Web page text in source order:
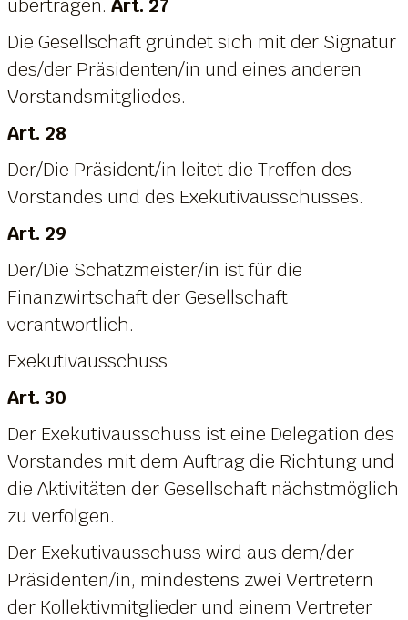
übertragen. Art. 27
Die Gesellschaft gründet sich mit der Signatur
des/der Präsidenten/in und eines anderen
Vorstandsmitgliedes.
Art. 28
Der/Die Präsident/in leitet die Treffen des
Vorstandes und des Exekutivausschusses.
Art. 29
Der/Die Schatzmeister/in ist für die
Finanzwirtschaft der Gesellschaft
verantwortlich.
Exekutivausschuss
Art. 30
Der Exekutivausschuss ist eine Delegation des
Vorstandes mit dem Auftrag die Richtung und
die Aktivitäten der Gesellschaft nächstmöglich
zu verfolgen.
Der Exekutivausschuss wird aus dem/der
Präsidenten/in, mindestens zwei Vertretern
der Kollektivmitglieder und einem Vertreter